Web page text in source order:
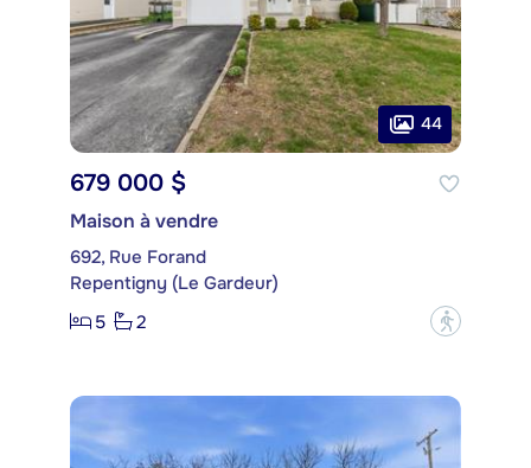
44
679 000 $
Maison à vendre
692, Rue Forand
Repentigny (Le Gardeur)
5
2 ?